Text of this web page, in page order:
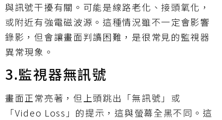
與訊號干擾有關。可能是線路老化、接頭氧化，
或附近有強電磁波源。這種情況雖不一定會影響
錄影，但會讓畫面判讀困難，是很常見的監視器
異常現象。
3.監視器無訊號
畫面正常亮著，但上頭跳出「無訊號」或
「Video Loss」的提示，這與螢幕全黑不同。這